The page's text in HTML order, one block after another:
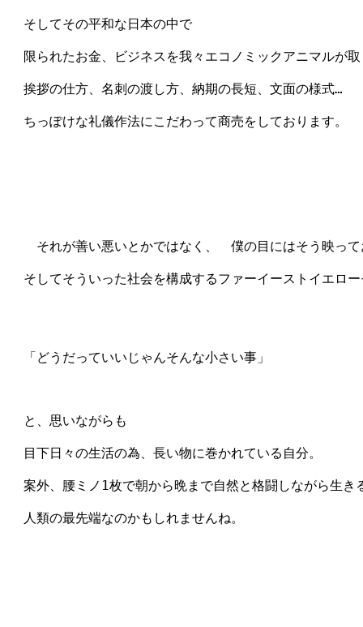
そしてその平和な日本の中で
限られたお金、ビジネスを我々エコノミックアニマルが
挨拶の仕方、名刺の渡し方、納期の長短、文面の様式…
ちっぽけな礼儀作法にこだわって商売をしております。
それが善い悪いとかではなく、　僕の目にはそう映って
そしてそういった社会を構成するファーイーストイエロ
「どうだっていいじゃんそんな小さい事」
と、思いながらも
目下日々の生活の為、長い物に巻かれている自分。
案外、腰ミノ1枚で朝から晩まで自然と格闘しながら生き
人類の最先端なのかもしれませんね。